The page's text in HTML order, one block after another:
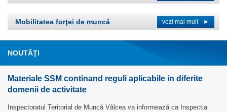
Mobilitatea forţei de muncă vezi mai mult ►
NOUTĂŢI
Materiale SSM continand reguli aplicabile in diferite
domenii de activitate
Inspectoratul Teritorial de Muncă Vâlcea va informează ca Inspectia